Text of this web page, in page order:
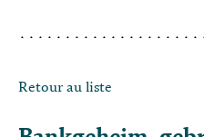
Retour au liste